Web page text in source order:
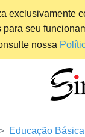
exclusivamente
para seu
nossa
Educação Básica